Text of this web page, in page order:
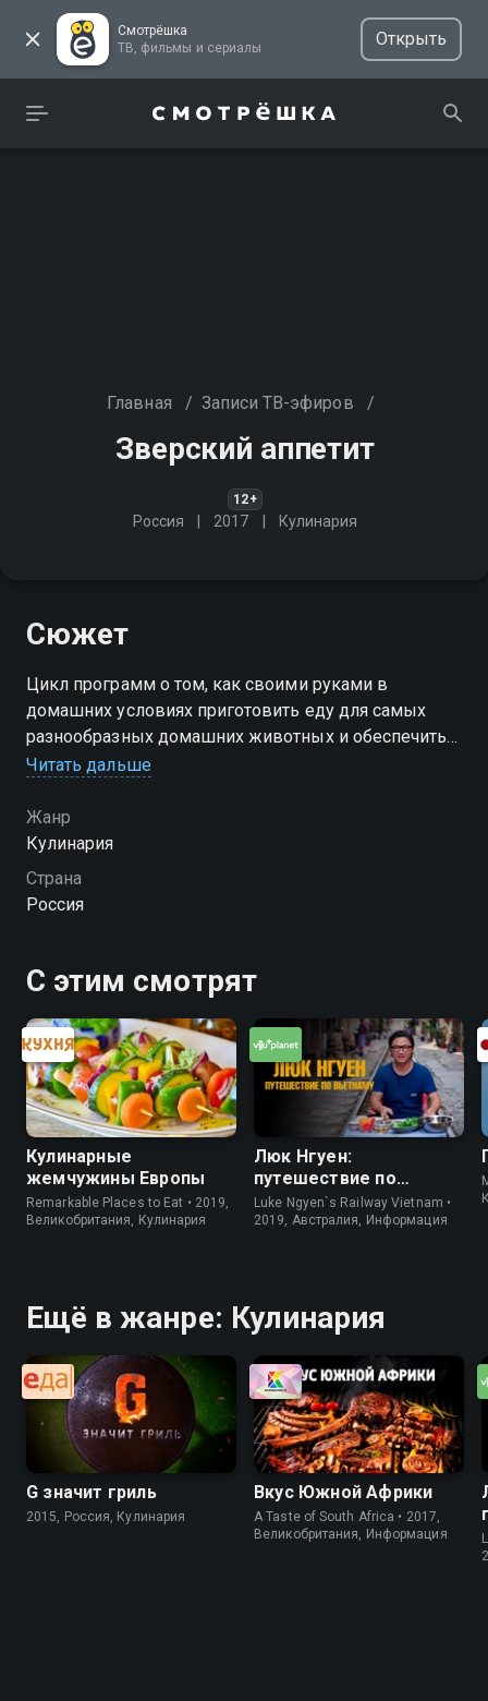
Смотрёшка
ТВ, фильмы и сериалы
Открыть
Главная / Записи ТВ-эфиров /
Зверский аппетит
12+
Россия 2017 Кулинария
Сюжет
Цикл программ о том, как своими руками в
домашних условиях приготовить еду для самых
разнообразных домашних животных и обеспечить
своих любимцев вкусным, сбалансированным и
Читать дальше
Жанр
Кулинария
Страна
Россия
С этим смотрят
Кулинарные
жемчужины Европы
Remarkable Places to Eat • 2019,
Великобритания, Кулинария
Люк Нгуен:
путешествие по
Вьетнаму
Luke Ngyen`s Railway Vietnam •
2019, Австралия, Информация
Ещё в жанре: Кулинария
G значит гриль
2015, Россия, Кулинария
Вкус Южной Африки
A Taste of South Africa • 2017,
Великобритания, Информация